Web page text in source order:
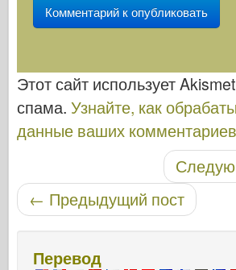
Этот сайт использует
спама. Узнайте, как
данные ваших комментариев
Навигация по записям
← Предыдущий пост
Перевод